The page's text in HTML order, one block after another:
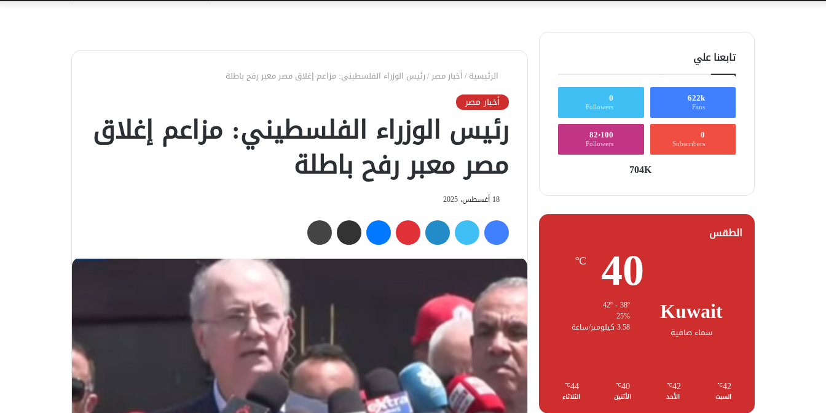
الرئيسية/أخبار مصر/رئيس الوزراء الفلسطيني: مزاعم إغلاق مصر معبر رفح باطلة
أخبار مصر
رئيس الوزراء الفلسطيني: مزاعم إغلاق
مصر معبر رفح باطلة
18 أغسطس، 2025
فيسبوك تويتر لينكدإن بينتيريست ماسنجر مشاركة عبر البريد
تابعنا علي
622k
Fans
0
Followers
0
Subscribers
82٬100
Followers
704K
الطقس
Kuwait
سماء صافية
40
℃
42º - 38º
25%
3.58 كيلومتر/ساعة
42
℃
السبت
42
℃
الأحد
40
℃
الأثنين
44
℃
الثلاثاء